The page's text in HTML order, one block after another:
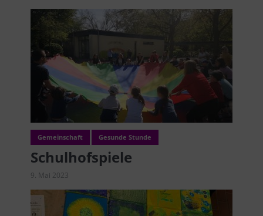
Gemeinschaft Gesunde Stunde
Schulhofspiele
9. Mai 2023